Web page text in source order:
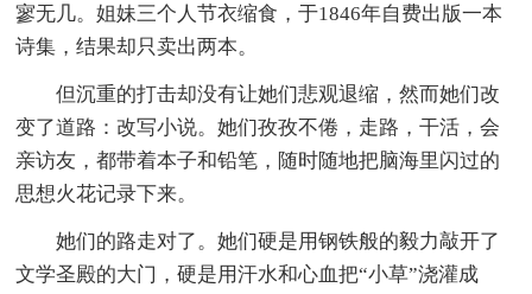
寥无几。姐妹三个人节衣缩食，于1846年自费出版一本
诗集，结果却只卖出两本。
但沉重的打击却没有让她们悲观退缩，然而她们改
变了道路：改写小说。她们孜孜不倦，走路，干活，会
亲访友，都带着本子和铅笔，随时随地把脑海里闪过的
思想火花记录下来。
她们的路走对了。她们硬是用钢铁般的毅力敲开了
文学圣殿的大门，硬是用汗水和心血把“小草”浇灌成